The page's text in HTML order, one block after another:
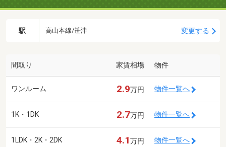
駅 高山本線/笹津 変更する
間取り 家賃相場 物件
ワンルーム 2.9万円 物件一覧へ
1K・1DK 2.7万円 物件一覧へ
1LDK・2K・2DK 4.1万円 物件一覧へ